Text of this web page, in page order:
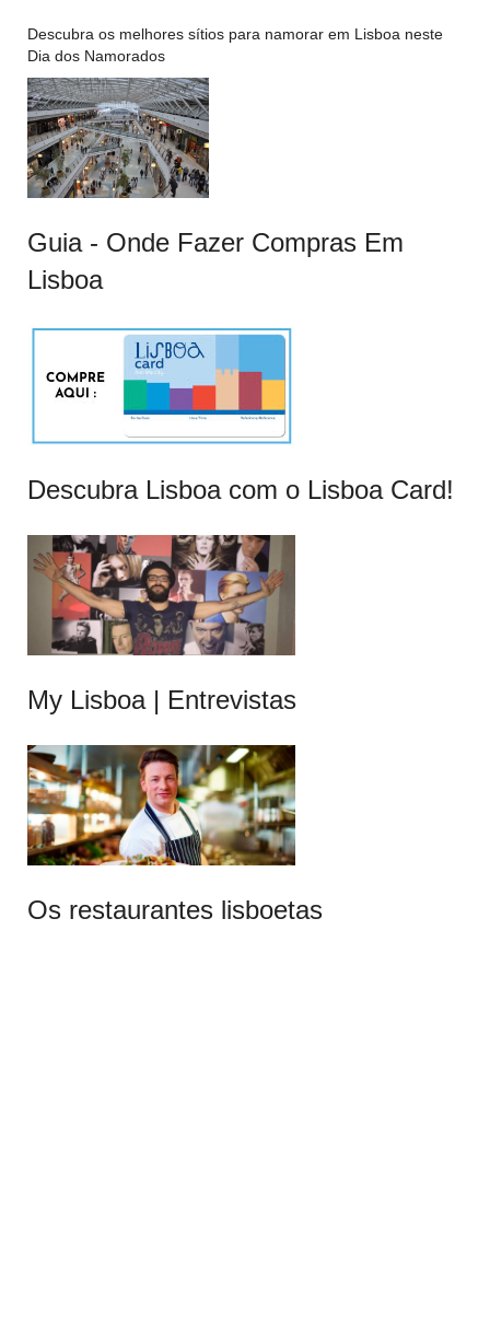
Descubra os melhores sítios para namorar em Lisboa neste
Dia dos Namorados
Guia - Onde Fazer Compras Em
Lisboa
Descubra Lisboa com o Lisboa Card!
My Lisboa | Entrevistas
Os restaurantes lisboetas